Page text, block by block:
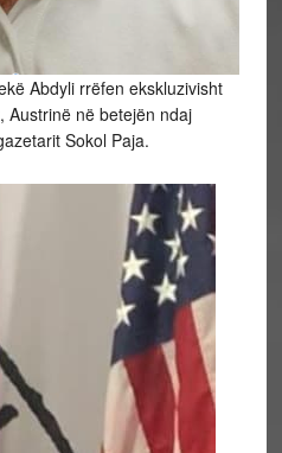
Abdyli rrëfen ekskluzivisht
Austrinë në betejën ndaj
Sokol Paja.